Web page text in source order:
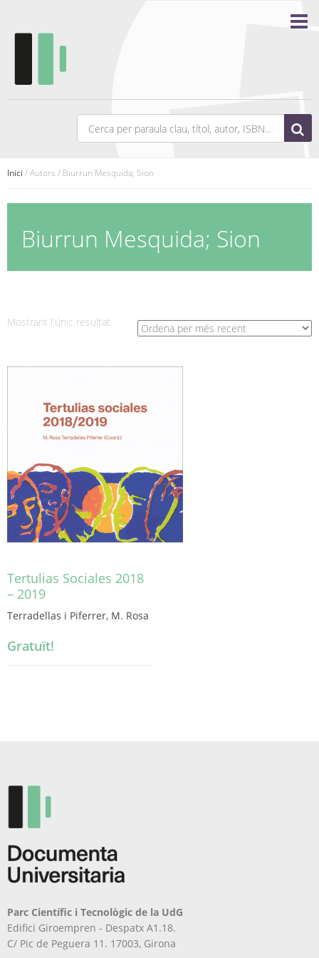
Inici / Autors / Biurrun Mesquida; Sion
Biurrun Mesquida; Sion
Mostrant l'únic resultat
Tertulias Sociales 2018
– 2019
Terradellas i Piferrer, M. Rosa
Gratuït!
Parc Científic i Tecnològic de la UdG
Edifici Giroempren - Despatx A1.18.
C/ Pic de Peguera 11. 17003, Girona